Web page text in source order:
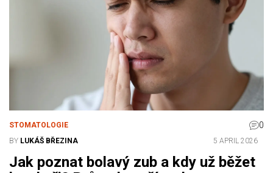
STOMATOLOGIE 0
BY LUKÁŠ BŘEZINA 5 APRIL 2026
Jak poznat bolavý zub a kdy už běžet